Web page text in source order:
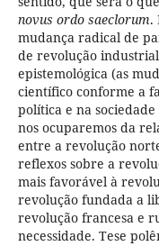
novus ordo saeclorum.
mudança radical de
de revolução
epistemológica (as
científico conforme a
política e na
nos ocuparemos da
entre a revolução
reflexos sobre a
mais favorável à
revolução fundada a
revolução francesa e
necessidade. Tese